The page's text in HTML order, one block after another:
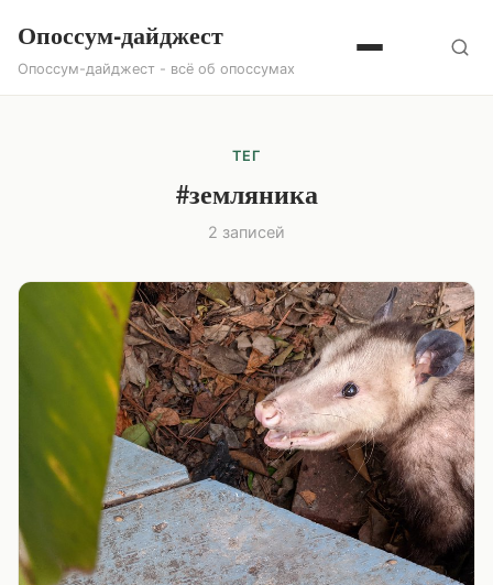
Опоссум-дайджест
Опоссум-дайджест - всё об опоссумах
ТЕГ
#земляника
2 записей